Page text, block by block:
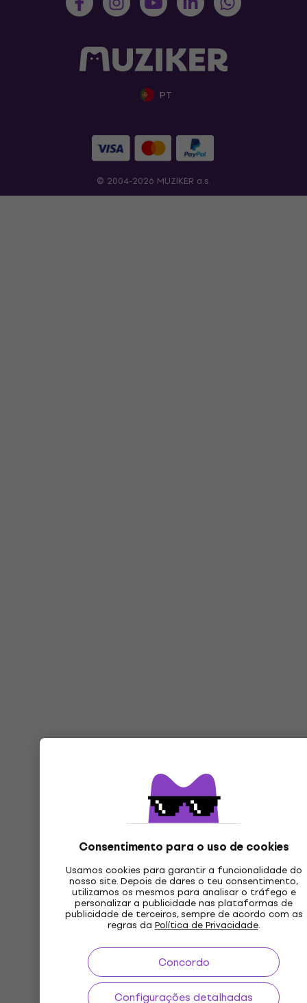
Consentimento para o uso de cookies
Usamos cookies para garantir a funcionalidade do
nosso site. Depois de dares o teu consentimento,
utilizamos os mesmos para analisar o tráfego e
personalizar a publicidade nas plataformas de
publicidade de terceiros, sempre de acordo com as
regras da Política de Privacidade.
Concordo
Configurações detalhadas
PT
© 2004-2026 MUZIKER a.s.